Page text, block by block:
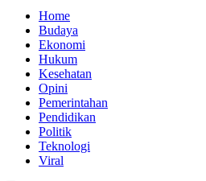
Menu
Home
Budaya
Ekonomi
Hukum
Kesehatan
Opini
Pemerintahan
Pendidikan
Politik
Teknologi
Viral